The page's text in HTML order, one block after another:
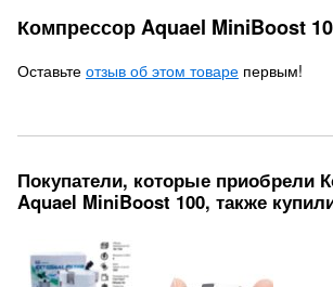
Компрессор Aquael MiniBoost
Оставьте отзыв об этом товаре первым!
Покупатели, которые приобрели
Aquael MiniBoost 100, также